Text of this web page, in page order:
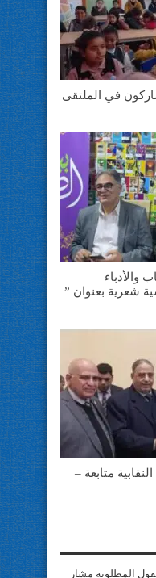
في الملتقى
والأدباء
شعرية بعنوان ”
متابعة –
المطلوبة مشار